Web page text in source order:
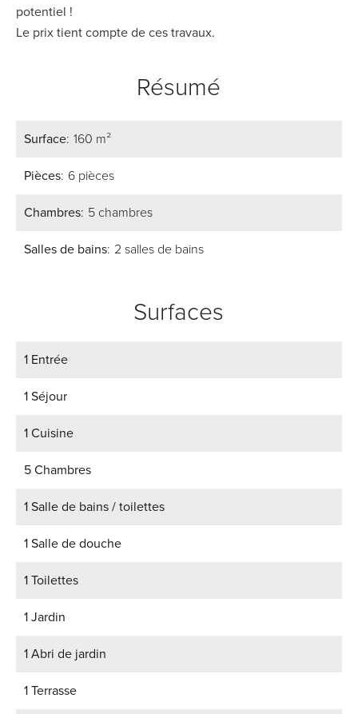
potentiel !
Le prix tient compte de ces travaux.
Résumé
Surface 160 m²
Pièces 6 pièces
Chambres 5 chambres
Salles de bains 2 salles de bains
Surfaces
1 Entrée
1 Séjour
1 Cuisine
5 Chambres
1 Salle de bains / toilettes
1 Salle de douche
1 Toilettes
1 Jardin
1 Abri de jardin
1 Terrasse